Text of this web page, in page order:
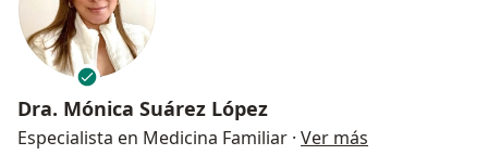
Dra. Mónica Suárez López
Especialista en Medicina Familiar · Ver más